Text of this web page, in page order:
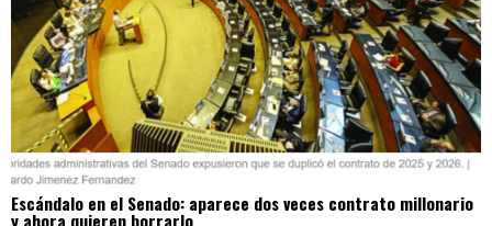
Escándalo en el Senado: aparece dos veces contrato millonario
y ahora quieren borrarlo